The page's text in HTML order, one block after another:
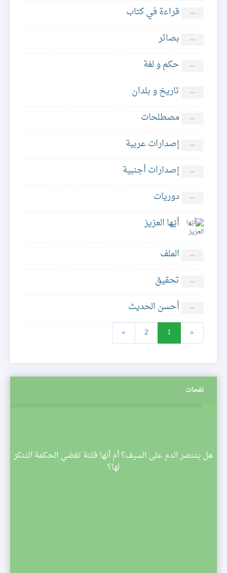
قراءة في كتاب
بصائر
حكم و لغة
تاريخ و بلدان
مصطلحات
إصدارات عربية
إصدارات أجنبية
دوريات
أيّها العزيز
الملف
تحقيق
أحسن الحديث
«
1
2
»
نفحات
هل ينتصر الدم على السيف؟ أم أنها فلتة تقضي الحكمة التنكر
لها؟